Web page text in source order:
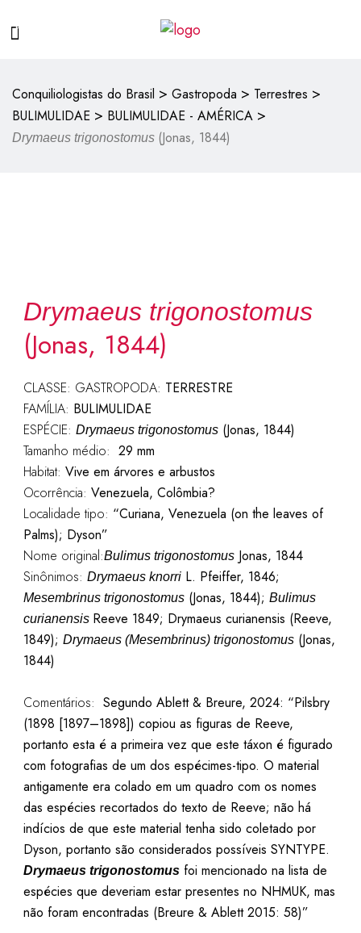
Conquiliologistas do Brasil > Gastropoda > Terrestres >
BULIMULIDAE > BULIMULIDAE - AMÉRICA >
Drymaeus trigonostomus (Jonas, 1844)
Drymaeus trigonostomus
(Jonas, 1844)
CLASSE: GASTROPODA: TERRESTRE
FAMÍLIA: BULIMULIDAE
ESPÉCIE: Drymaeus trigonostomus(Jonas, 1844)
Tamanho médio: 29 mm
Habitat: Vive em árvores e arbustos
Ocorrência: Venezuela, Colômbia?
Localidade tipo: “Curiana, Venezuela (on the leaves of
Palms); Dyson”
Nome original:Bulimus trigonostomusJonas, 1844
Sinônimos: Drymaeus knorriL. Pfeiffer, 1846;
Mesembrinus trigonostomus(Jonas, 1844); Bulimus
curianensis Reeve 1849; Drymaeus curianensis (Reeve,
1849); Drymaeus (Mesembrinus) trigonostomus(Jonas,
1844)
Comentários: Segundo Ablett & Breure, 2024: “Pilsbry
(1898 [1897–1898]) copiou as figuras de Reeve,
portanto esta é a primeira vez que este táxon é figurado
com fotografias de um dos espécimes-tipo. O material
antigamente era colado em um quadro com os nomes
das espécies recortados do texto de Reeve; não há
indícios de que este material tenha sido coletado por
Dyson, portanto são considerados possíveis SYNTYPE.
Drymaeus trigonostomusfoi mencionado na lista de
espécies que deveriam estar presentes no NHMUK, mas
não foram encontradas (Breure & Ablett 2015: 58)”